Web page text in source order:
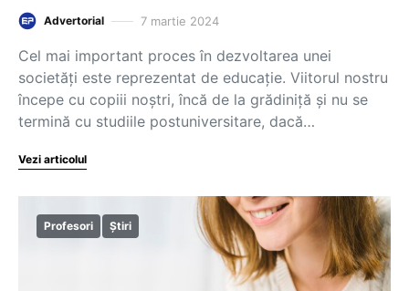
Advertorial 7 martie 2024
Cel mai important proces în dezvoltarea unei
societăți este reprezentat de educație. Viitorul nostru
începe cu copiii noștri, încă de la grădiniță și nu se
termină cu studiile postuniversitare, dacă…
Vezi articolul
Profesori Știri